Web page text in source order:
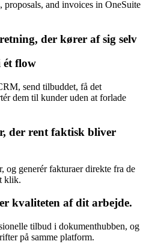
der kører af sig selv
ét flow
send tilbuddet, få det
dem til kunder uden at forlade
der rent faktisk bliver
og generér fakturaer direkte fra de
klik.
kvaliteten af dit arbejde.
tilbud i dokumenthubben, og
på samme platform.